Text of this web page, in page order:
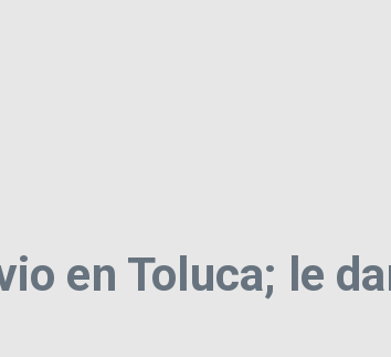
en Toluca; le